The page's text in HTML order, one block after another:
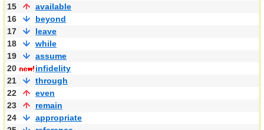
15
available
16
beyond
17
leave
18
while
19
assume
20
infidelity
21
through
22
even
23
remain
24
appropriate